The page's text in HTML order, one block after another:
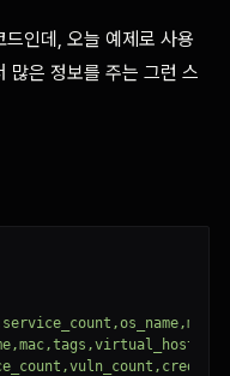
인데, 오늘 예제로 사용
많은 정보를 주는 그런 스